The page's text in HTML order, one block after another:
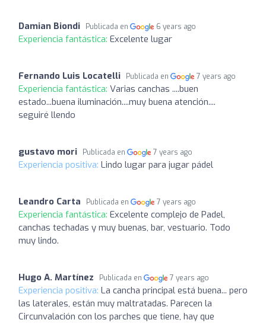
Damian Biondi Publicada en 6 years ago
Experiencia fantástica: Excelente lugar
Fernando Luis Locatelli Publicada en 7 years ago
Experiencia fantástica: Varias canchas ....buen
estado...buena iluminación....muy buena atención....
seguiré llendo
gustavo mori Publicada en 7 years ago
Experiencia positiva: Lindo lugar para jugar pádel
Leandro Carta Publicada en 7 years ago
Experiencia fantástica: Excelente complejo de Padel,
canchas techadas y muy buenas, bar, vestuario. Todo
muy lindo.
Hugo A. Martínez Publicada en 7 years ago
Experiencia positiva: La cancha principal está buena... pero
las laterales, están muy maltratadas. Parecen la
Circunvalación con los parches que tiene, hay que